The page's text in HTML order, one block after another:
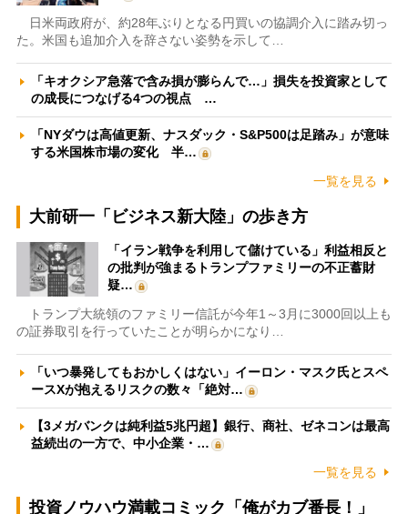
日米両政府が、約28年ぶりとなる円買いの協調介入に踏み切っ
た。米国も追加介入を辞さない姿勢を示して…
「キオクシア急落で含み損が膨らんで…」損失を投資家として
の成長につなげる4つの視点 …
「NYダウは高値更新、ナスダック・S&P500は足踏み」が意味
する米国株市場の変化 半…
一覧を見る
大前研一「ビジネス新大陸」の歩き方
「イラン戦争を利用して儲けている」利益相反と
の批判が強まるトランプファミリーの不正蓄財
疑…
トランプ大統領のファミリー信託が今年1～3月に3000回以上も
の証券取引を行っていたことが明らかになり…
「いつ暴発してもおかしくはない」イーロン・マスク氏とスペ
ースXが抱えるリスクの数々「絶対…
【3メガバンクは純利益5兆円超】銀行、商社、ゼネコンは最高
益続出の一方で、中小企業・…
一覧を見る
投資ノウハウ満載コミック「俺がカブ番長！」